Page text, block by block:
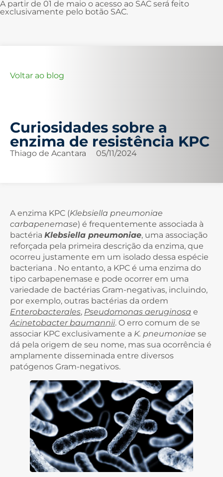
A partir de 01 de maio o acesso ao SAC será feito
exclusivamente pelo botão SAC.
Voltar ao blog
Curiosidades sobre a
enzima de resistência KPC
Thiago de Acantara 05/11/2024
A enzima KPC (Klebsiella pneumoniae
carbapenemase) é frequentemente associada à
bactéria Klebsiella pneumoniae, uma associação
reforçada pela primeira descrição da enzima, que
ocorreu justamente em um isolado dessa espécie
bacteriana . No entanto, a KPC é uma enzima do
tipo carbapenemase e pode ocorrer em uma
variedade de bactérias Gram-negativas, incluindo,
por exemplo, outras bactérias da ordem
Enterobacterales, Pseudomonas aeruginosa e
Acinetobacter baumannii. O erro comum de se
associar KPC exclusivamente a K. pneumoniae se
dá pela origem de seu nome, mas sua ocorrência é
amplamente disseminada entre diversos
patógenos Gram-negativos.